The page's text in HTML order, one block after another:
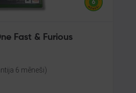
Fast & Furious
6 mēneši)